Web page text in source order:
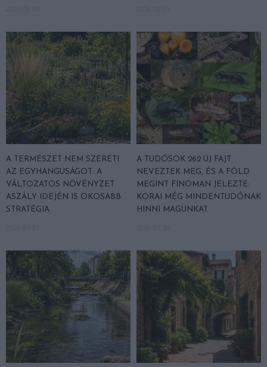
A TERMÉSZET NEM SZERETI
AZ EGYHANGÚSÁGOT: A
VÁLTOZATOS NÖVÉNYZET
ASZÁLY IDEJÉN IS OKOSABB
STRATÉGIA
A TUDÓSOK 262 ÚJ FAJT
NEVEZTEK MEG, ÉS A FÖLD
MEGINT FINOMAN JELEZTE:
KORAI MÉG MINDENTUDÓNAK
HINNI MAGUNKAT